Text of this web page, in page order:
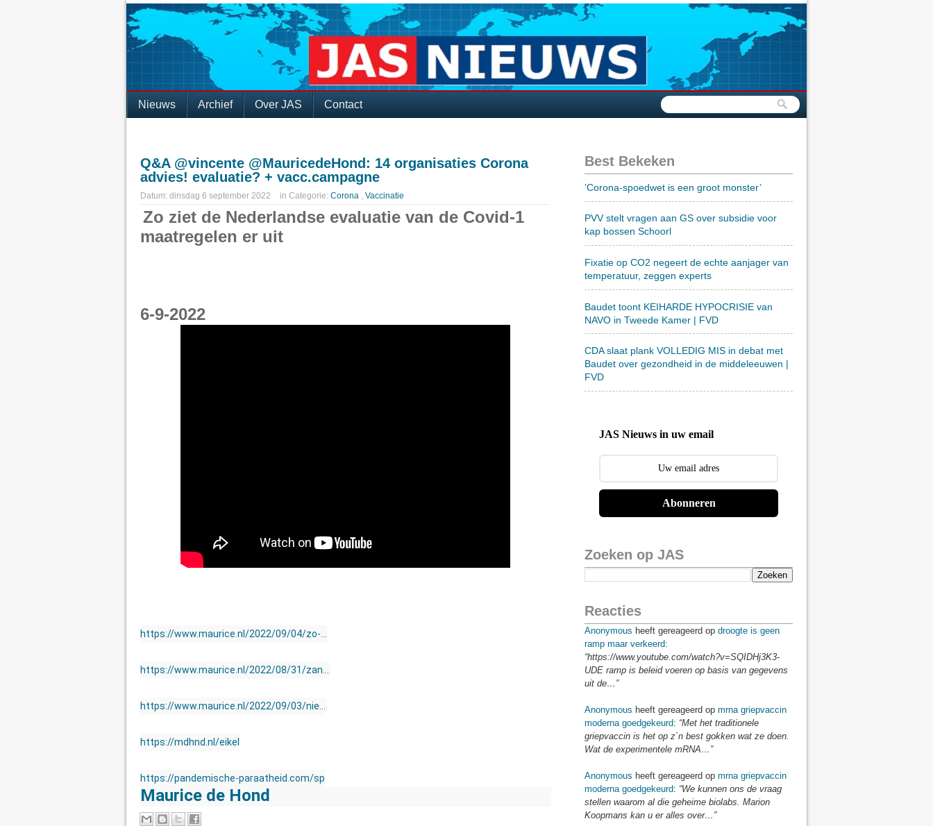
Nieuws Archief Over JAS Contact
Q&A @vincente @MauricedeHond: 14 organisaties Corona
advies! evaluatie? + vacc.campagne
Datum: dinsdag 6 september 2022 in Categorie: Corona , Vaccinatie
Zo ziet de Nederlandse evaluatie van de Covid-1
maatregelen er uit
6-9-2022
https://www.maurice.nl/2022/09/04/zo-...
https://www.maurice.nl/2022/08/31/zan...
https://www.maurice.nl/2022/09/03/nie...
https://mdhnd.nl/eikel
https://pandemische-paraatheid.com/sp
Maurice de Hond
Best Bekeken
’Corona-spoedwet is een groot monster’
PVV stelt vragen aan GS over subsidie voor
kap bossen Schoorl
Fixatie op CO2 negeert de echte aanjager van
temperatuur, zeggen experts
Baudet toont KEIHARDE HYPOCRISIE van
NAVO in Tweede Kamer | FVD
CDA slaat plank VOLLEDIG MIS in debat met
Baudet over gezondheid in de middeleeuwen |
FVD
JAS Nieuws in uw email
Abonneren
Zoeken op JAS
Reacties
Anonymous heeft gereageerd op droogte is geen
ramp maar verkeerd:
“https://www.youtube.com/watch?v=SQIDHj3K3-
UDE ramp is beleid voeren op basis van gegevens
uit de…”
Anonymous heeft gereageerd op mrna griepvaccin
moderna goedgekeurd: “Met het traditionele
griepvaccin is het op z`n best gokken wat ze doen.
Wat de experimentele mRNA…”
Anonymous heeft gereageerd op mrna griepvaccin
moderna goedgekeurd: “We kunnen ons de vraag
stellen waarom al die geheime biolabs. Marion
Koopmans kan u er alles over…”